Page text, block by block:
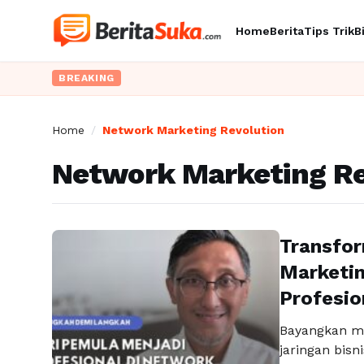
HomeBeritaTips Trik
BREAKING
Home / Network Marketing Revolution
Network Marketing
Bayangkan
jaringan